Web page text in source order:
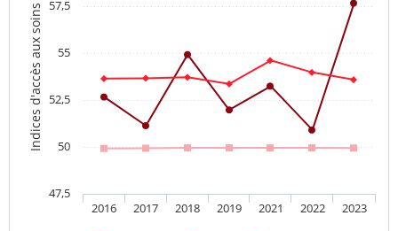
Indices d'accès aux soins
2016 2017 2018 2019 2021 2022 2023
47,5
50
52,5
55
57,5